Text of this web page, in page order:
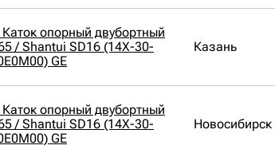
опорный двубортный
/ Shantui SD16 (14X-30-
GE
Казань
опорный двубортный
/ Shantui SD16 (14X-30-
GE
Новосибирск